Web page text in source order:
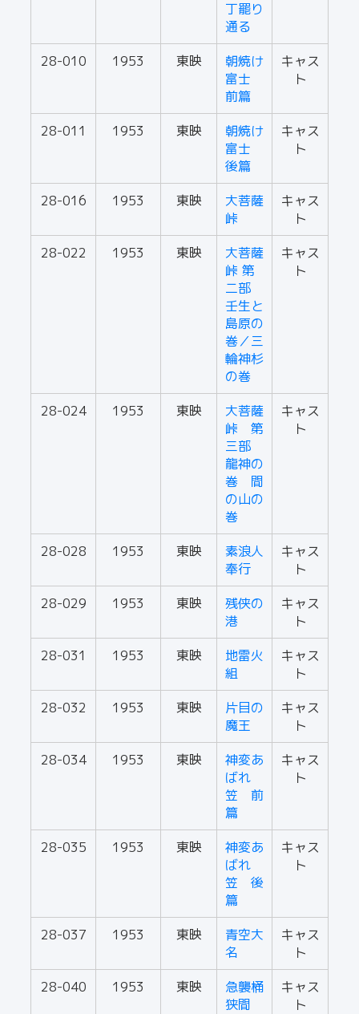
丁罷り
通る
28-010
1953 東映
朝焼け
富士
前篇
キャス
ト
28-011 1953 東映
朝焼け
富士
後篇
キャス
ト
28-016 1953 東映
大菩薩
峠
キャス
ト
28-022
1953 東映
大菩薩
峠 第
二部
壬生と
島原の
巻／三
輪神杉
の巻
キャス
ト
28-024 1953 東映
大菩薩
峠 第
三部
龍神の
巻 間
の山の
巻
キャス
ト
28-028 1953 東映
素浪人
奉行
キャス
ト
28-029
1953 東映
残侠の
港
キャス
ト
28-031
1953 東映
地雷火
組
キャス
ト
28-032
1953 東映
片目の
魔王
キャス
ト
28-034
1953 東映
神変あ
ばれ
笠 前
篇
キャス
ト
28-035 1953 東映
神変あ
ばれ
笠 後
篇
キャス
ト
28-037 1953 東映
青空大
名
キャス
ト
28-040
1953 東映
急襲桶
狭間
キャス
ト